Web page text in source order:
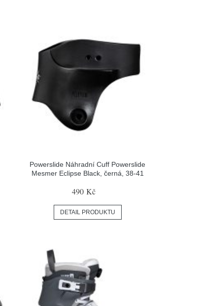
Powerslide Náhradní Cuff Powerslide
Mesmer Eclipse Black, černá, 38-41
490 Kč
DETAIL PRODUKTU